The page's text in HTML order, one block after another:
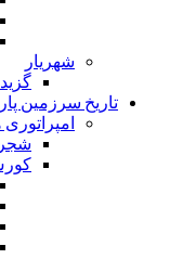
شهریار
تاریخ سرزمین